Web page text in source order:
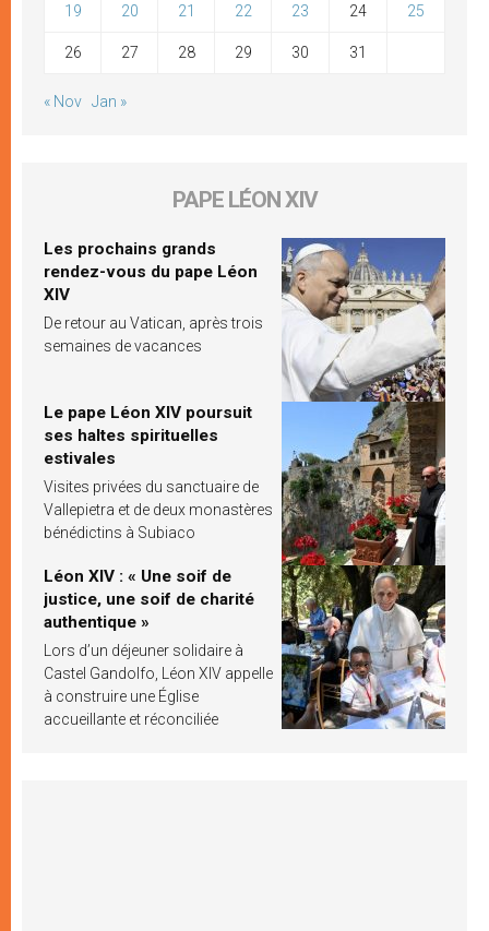
19 20 21 22 23 24 25
26 27 28 29 30 31
« Nov Jan »
PAPE LÉON XIV
Les prochains grands
rendez-vous du pape Léon
XIV
De retour au Vatican, après trois
semaines de vacances
Le pape Léon XIV poursuit
ses haltes spirituelles
estivales
Visites privées du sanctuaire de
Vallepietra et de deux monastères
bénédictins à Subiaco
Léon XIV : « Une soif de
justice, une soif de charité
authentique »
Lors d’un déjeuner solidaire à
Castel Gandolfo, Léon XIV appelle
à construire une Église
accueillante et réconciliée